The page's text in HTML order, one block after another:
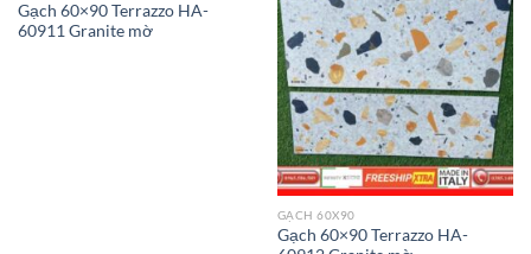
Gạch 60×90 Terrazzo HA-
60911 Granite mờ
GẠCH 60X90
Gạch 60×90 Terrazzo HA-